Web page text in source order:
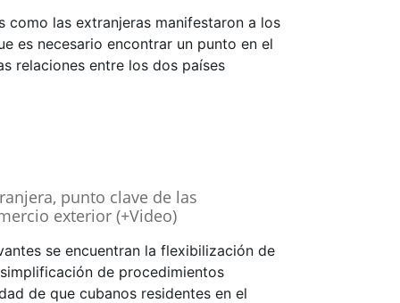
como las extranjeras manifestaron a los
es necesario encontrar un punto en el
relaciones entre los dos países
punto clave de las
exterior (+Video)
se encuentran la flexibilización de
de procedimientos
de que cubanos residentes en el